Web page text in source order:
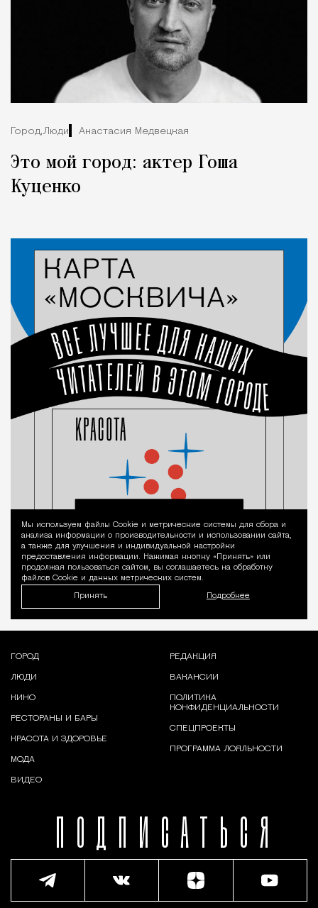
Город,Люди Анастасия Медвецкая
Это мой город: актер Гоша
Куценко
Уведомление
Мы используем файлы Сookie и метрические системы для сбора и
анализа информации о производительности и использовании сайта,
а также для улучшения и индивидуальной настройки
предоставления информации. Нажимая кнопку «Принять» или
продолжая пользоваться сайтом, вы соглашаетесь на обработку
файлов Cookie и данных метрических систем.
Принять Подробнее
ПОДПИСАТЬСЯ
ГОРОД
ЛЮДИ
КИНО
РЕСТОРАНЫ И БАРЫ
КРАСОТА И ЗДОРОВЬЕ
МОДА
ВИДЕО
РЕДАКЦИЯ
ВАКАНСИИ
ПОЛИТИКА
КОНФИДЕНЦИАЛЬНОСТИ
СПЕЦПРОЕКТЫ
ПРОГРАММА ЛОЯЛЬНОСТИ